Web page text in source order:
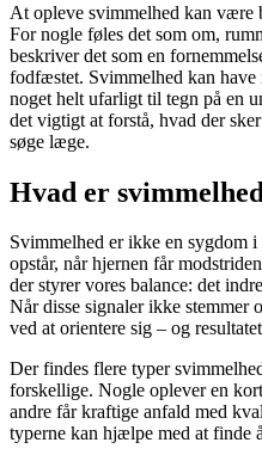
At opleve svimmelhed kan være
For nogle føles det som om,
beskriver det som en
fodfæstet. Svimmelhed kan have
noget helt ufarligt til tegn på en
det vigtigt at forstå, hvad der
søge læge.
Hvad er
Svimmelhed er ikke en sygdom
opstår, når hjernen får
der styrer vores balance: det
Når disse signaler ikke stemmer
ved at orientere sig – og
Der findes flere typer
forskellige. Nogle oplever en
andre får kraftige anfald med
typerne kan hjælpe med at finde